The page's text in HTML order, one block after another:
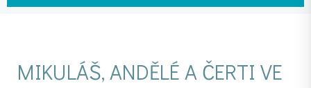
MIKULÁŠ, ANDĚLÉ A ČERTI VE